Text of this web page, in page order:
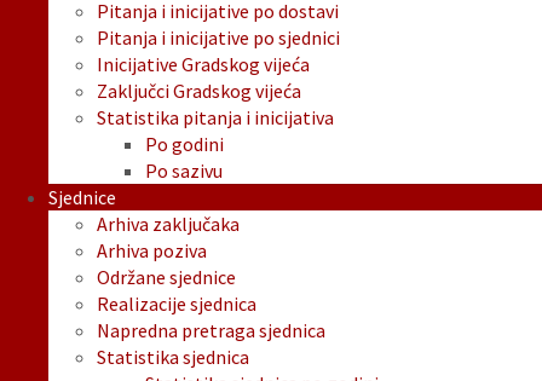
Pitanja i inicijative po dostavi
Pitanja i inicijative po sjednici
Inicijative Gradskog vijeća
Zaključci Gradskog vijeća
Statistika pitanja i inicijativa
Po godini
Po sazivu
Sjednice
Arhiva zaključaka
Arhiva poziva
Održane sjednice
Realizacije sjednica
Napredna pretraga sjednica
Statistika sjednica